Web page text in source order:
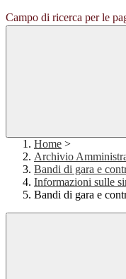
Campo di ricerca per le
Home >
Archivio
Bandi di gara e
Informazioni sulle
Bandi di gara e